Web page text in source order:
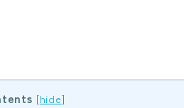
[hide]